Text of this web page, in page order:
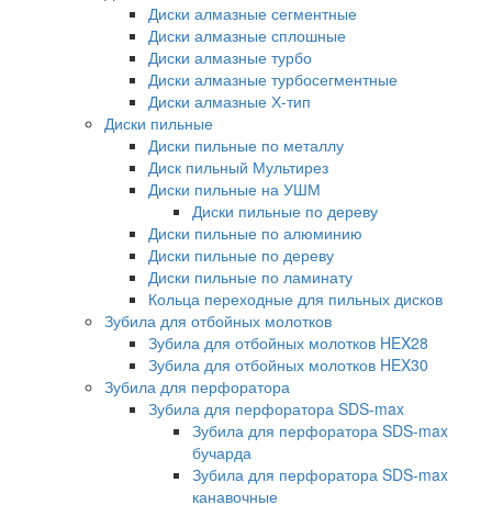
Диски алмазные сегментные
Диски алмазные сплошные
Диски алмазные турбо
Диски алмазные турбосегментные
Диски алмазные Х-тип
Диски пильные
Диски пильные по металлу
Диск пильный Мультирез
Диски пильные на УШМ
Диски пильные по дереву
Диски пильные по алюминию
Диски пильные по дереву
Диски пильные по ламинату
Кольца переходные для пильных дисков
Зубила для отбойных молотков
Зубила для отбойных молотков HEX28
Зубила для отбойных молотков HEX30
Зубила для перфоратора
Зубила для перфоратора SDS-max
Зубила для перфоратора SDS-max
бучарда
Зубила для перфоратора SDS-max
канавочные